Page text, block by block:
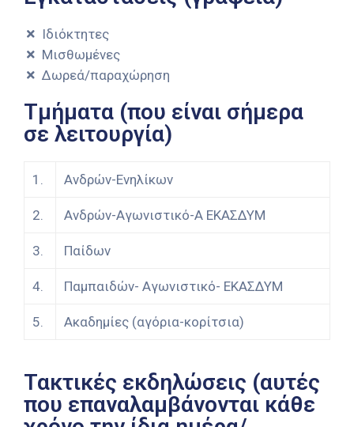
Ιδιόκτητες
Μισθωμένες
Δωρεά/παραχώρηση
Τμήματα (που είναι σήμερα
σε λειτουργία)
1. Ανδρών-Ενηλίκων
2. Ανδρών-Αγωνιστικό-Α ΕΚΑΣΔΥΜ
3. Παίδων
4. Παμπαιδών- Αγωνιστικό- ΕΚΑΣΔΥΜ
5. Ακαδημίες (αγόρια-κορίτσια)
Τακτικές εκδηλώσεις (αυτές
που επαναλαμβάνονται κάθε